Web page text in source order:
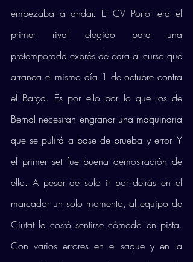
empezaba a andar. El CV Portol era el
primer rival elegido para una
pretemporada exprés de cara al curso que
arranca el mismo día 1 de octubre contra
el Barça. Es por ello por lo que los de
Bernal necesitan engranar una maquinaria
que se pulirá a base de prueba y error. Y
el primer set fue buena demostración de
ello. A pesar de solo ir por detrás en el
marcador un solo momento, al equipo de
Ciutat le costó sentirse cómodo en pista.
Con varios errores en el saque y en la